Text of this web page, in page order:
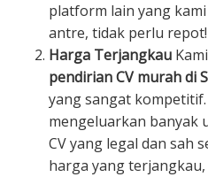
platform lain yang
antre, tidak perlu repot!
Harga Terjangkau
pendirian CV murah di
yang sangat
mengeluarkan banyak
CV yang legal dan sah
harga yang